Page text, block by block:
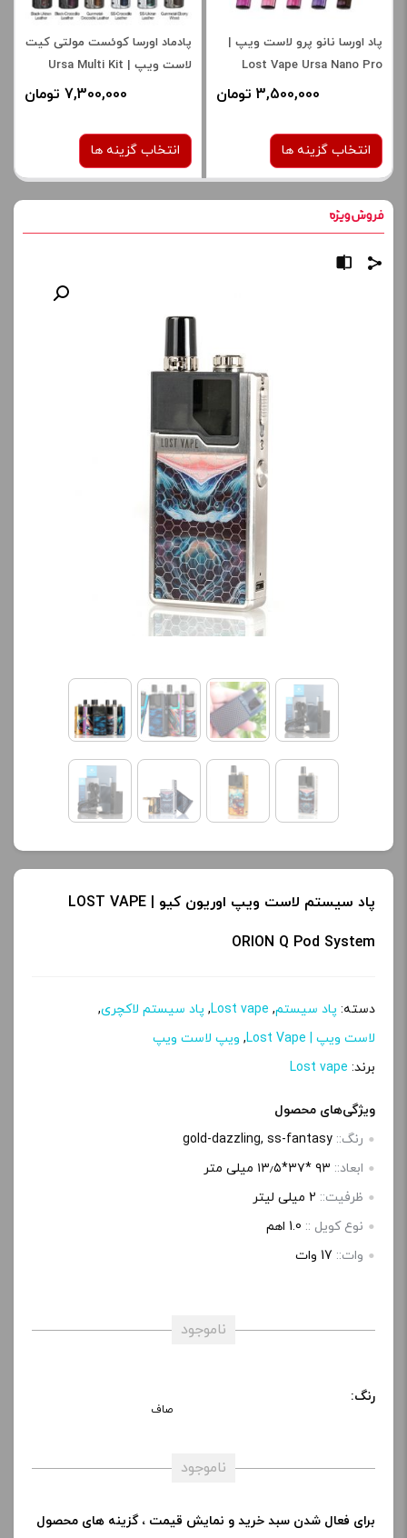
پاد اورسا نانو پرو لاست ویپ |
Lost Vape Ursa Nano Pro
3,500,000 تومان
انتخاب گزینه ها
نمایش قیمت ، گزینه های
محصول را از کادر بالا انتخاب
آخرین بروزرسانی
-
ک
ی
پادماد اورسا کوئست مولتی کیت
لاست ویپ | Ursa Multi Kit
7,300,000 تومان
انتخاب گزینه ها
برای فعال شدن سبد خرید و
نمایش قیمت ، گزینه های
کنید.
آخرین بروزرسانی
قیمت: 17 ساعت پیش
تمامی قیمت ها بروز
هستند.
+
افزودن به سبد خرید
پاد سیستم لاست ویپ اوریون کیو | LOST VAPE
ORION Q Pod System
دسته: پاد سیستم,
Lost vape
, پاد سیستم لاکچری,
لاست ویپ | Lost Vape
, ویپ لاست ویپ
برند: Lost vape
ویژگی‌های محصول
رنگ:: gold-dazzling, ss-fantasy
ابعاد:: ۹۳ *۳۷*۱۳٫۵ میلی متر
ظرفیت:: 2 میلی لیتر
نوع کویل :: 1.0 اهم
وات:: 17 وات
ناموجود
رنگ:
صاف
ناموجود
برای فعال شدن سبد خرید و نمایش قیمت ، گزینه های محصول